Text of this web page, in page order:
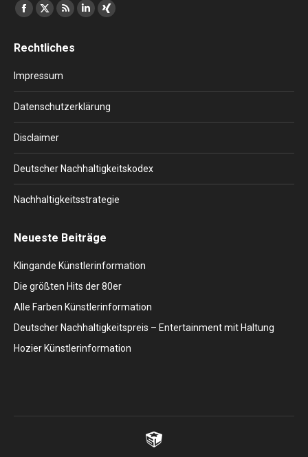
Finden Sie uns auf:
Facebook
opens
new
window
X
opens
new
window
RSS
opens
new
window
Linkedin
new
window
XING
new
window
Rechtliches
Impressum
Datenschutzerklärung
Disclaimer
Deutscher Nachhaltigkeitskodex
Nachhaltigkeitsstrategie
Neueste Beiträge
Klingande Künstlerinformation
Die größten Hits der 80er
Alle Farben Künstlerinformation
Deutscher Nachhaltigkeitspreis – Entertainment mit Haltung
Hozier Künstlerinformation